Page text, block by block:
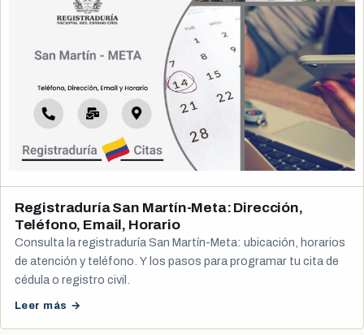
Registraduría San Martín-Meta: Dirección,
Teléfono, Email, Horario
Consulta la registraduría San Martín-Meta: ubicación, horarios
de atención y teléfono. Y los pasos para programar tu cita de
cédula o registro civil.
Leer más →